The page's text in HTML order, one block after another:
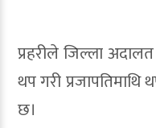
प्रहरीले जिल्ला
थप गरी
छ।